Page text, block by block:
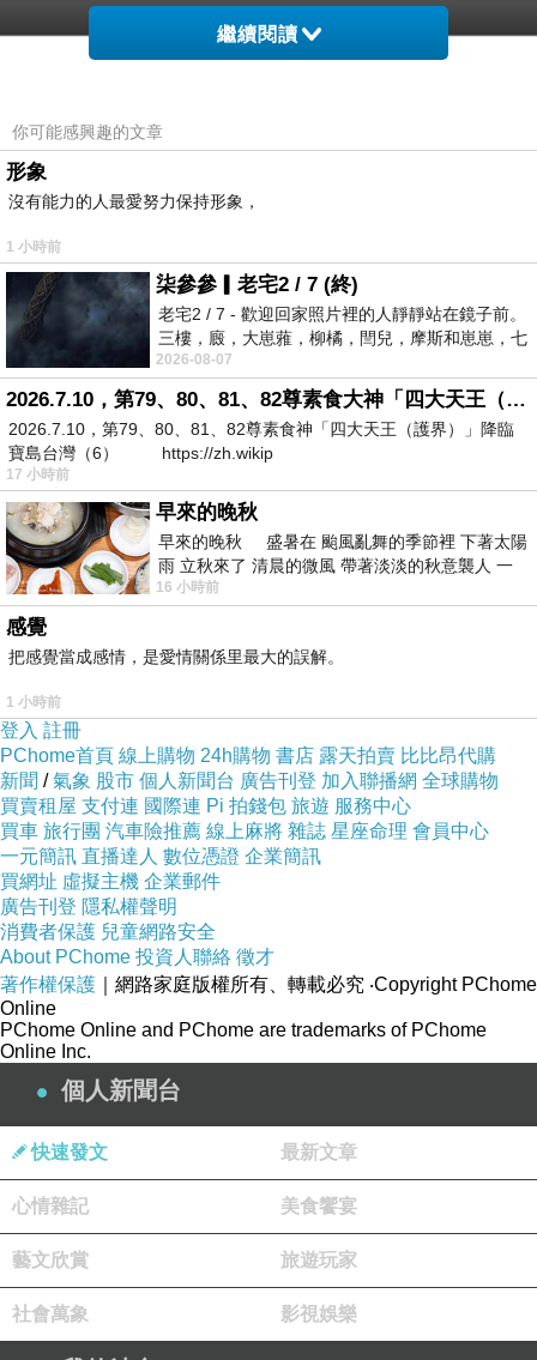
繼續閱讀
你可能感興趣的文章
形象
沒有能力的人最愛努力保持形象，
1 小時前
柒參參▎老宅2 / 7 (終)
老宅2 / 7 - 歡迎回家照片裡的人靜靜站在鏡子前。
三樓，廄，大崽蕥，柳橘，閆兒，摩斯和崽崽，七
個人整整齊齊地站在鏡框之外，如同
2026-08-07
2026.7.10，第79、80、81、82尊素食大神「四大天王（護界）」降臨寶島台灣（6）
2026.7.10，第79、80、81、82尊素食神「四大天王（護界）」降臨
寶島台灣（6） https://zh.wikip
17 小時前
早來的晚秋
早來的晚秋 盛暑在 颱風亂舞的季節裡 下著太陽
雨 立秋來了 清晨的微風 帶著淡淡的秋意襲人 一
下子 又被赤
16 小時前
感覺
把感覺當成感情，是愛情關係里最大的誤解。
1 小時前
登入 註冊
PChome首頁 線上購物 24h購物 書店 露天拍賣 比比昂代購
新聞 /氣象 股市 個人新聞台 廣告刊登 加入聯播網 全球購物
買賣租屋 支付連 國際連 Pi 拍錢包 旅遊 服務中心
買車 旅行團 汽車險推薦 線上麻將 雜誌 星座命理 會員中心
一元簡訊 直播達人 數位憑證 企業簡訊
買網址 虛擬主機 企業郵件
廣告刊登 隱私權聲明
消費者保護 兒童網路安全
About PChome 投資人聯絡 徵才
著作權保護 ｜網路家庭版權所有、轉載必究 ‧Copyright PChome
Online
PChome Online and PChome are trademarks of PChome
Online Inc.
個人新聞台
快速發文 最新文章
心情雜記 美食饗宴
藝文欣賞 旅遊玩家
社會萬象 影視娛樂